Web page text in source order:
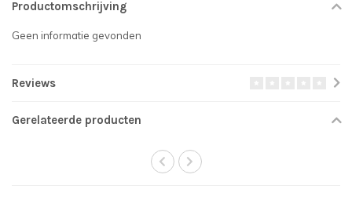
Productomschrijving
Geen informatie gevonden
Reviews
Gerelateerde producten